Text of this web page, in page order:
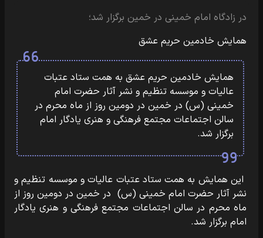
در زادگاه امام خمینی در خمین برگزار شد؛
همایش خادمین حریم عشق
همایش خادمین حریم عشق به همت ستاد عتبات
عالیات و موسسه تنظیم و نشر آثار حضرت امام
خمینی (س) در خمین در دومین روز از ماه محرم در
سالن اجتماعات مجتمع فرهنگی و هنری یادگار امام
برگزار شد.
این همایش به همت ستاد عتبات عالیات و موسسه تنظیم و
نشر آثار حضرت امام خمینی (س) در خمین در دومین روز از
ماه محرم در سالن اجتماعات مجتمع فرهنگی و هنری یادگار
امام برگزار شد.